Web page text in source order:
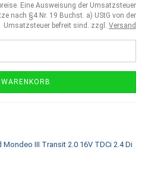
Eine Ausweisung der Umsatzsteuer
nach §4 Nr. 19 Buchst. a) UStG von der
Umsatzsteuer befreit sind. zzgl. Versand